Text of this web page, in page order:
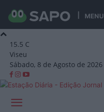
MENU
15.5 C
Viseu
Sábado, 8 de Agosto de 2026